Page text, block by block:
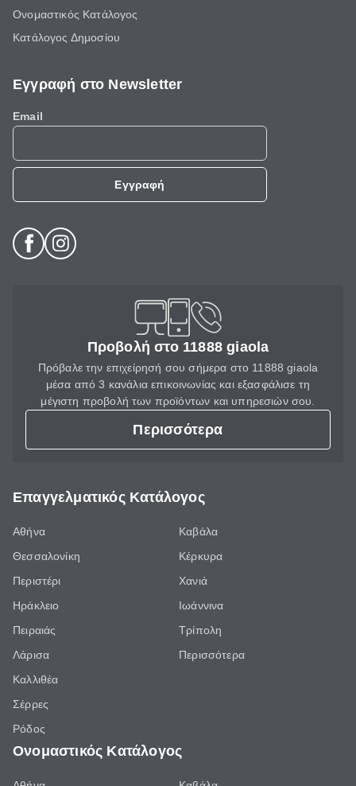
Ονομαστικός Κατάλογος
Κατάλογος Δημοσίου
Εγγραφή στο Newsletter
Email
Εγγραφή
Προβολή στο 11888 giaola
Πρόβαλε την επιχείρησή σου σήμερα στο 11888 giaola
μέσα από 3 κανάλια επικοινωνίας και εξασφάλισε τη
μέγιστη προβολή των προϊόντων και υπηρεσιών σου.
Περισσότερα
Επαγγελματικός Κατάλογος
Αθήνα
Θεσσαλονίκη
Περιστέρι
Ηράκλειο
Πειραιάς
Λάρισα
Καλλιθέα
Σέρρες
Ρόδος
Καβάλα
Κέρκυρα
Χανιά
Ιωάννινα
Τρίπολη
Περισσότερα
Ονομαστικός Κατάλογος